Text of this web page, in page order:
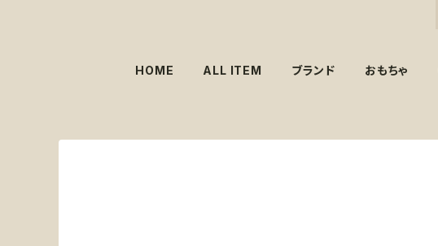
HOME ALL ITEM ブランド おもちゃ